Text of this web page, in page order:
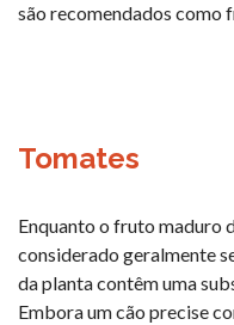
são recomendados como
Tomates
Enquanto o fruto maduro
considerado geralmente
da planta contêm uma
Embora um cão precise